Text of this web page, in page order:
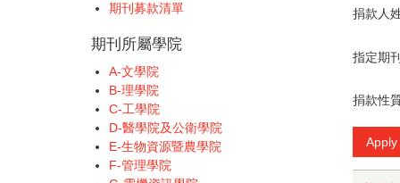
期刊募款清單
期刊所屬學院
A-文學院
B-理學院
C-工學院
D-醫學院及公衛學院
E-生物資源暨農學院
F-管理學院
捐款人
指定期刊
捐款性